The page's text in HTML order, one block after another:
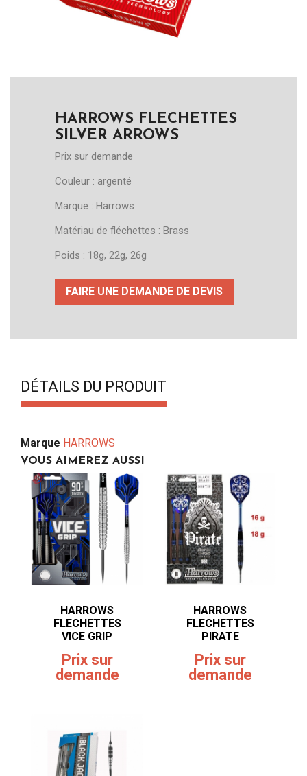
HARROWS FLECHETTES
SILVER ARROWS
Prix sur demande
Couleur : argenté
Marque : Harrows
Matériau de fléchettes : Brass
Poids : 18g, 22g, 26g
FAIRE UNE DEMANDE DE DEVIS
DÉTAILS DU PRODUIT
Marque HARROWS
VOUS AIMEREZ AUSSI
HARROWS
FLECHETTES
VICE GRIP
Prix sur
demande
HARROWS
FLECHETTES
PIRATE
Prix sur
demande